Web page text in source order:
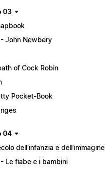
03
John Newbery
of Cock Robin
Pocket-Book
04
dell’infanzia e dell’immagine
Le fiabe e i bambini